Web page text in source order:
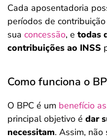
Cada aposentadoria
períodos de
sua concessão, e todas
contribuições ao INSS
Como funciona o
O BPC é um benefício
principal objetivo é dar
necessitam. Assim, não